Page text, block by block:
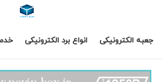
جعبه الکترونیکی انواع برد الکترونیکی